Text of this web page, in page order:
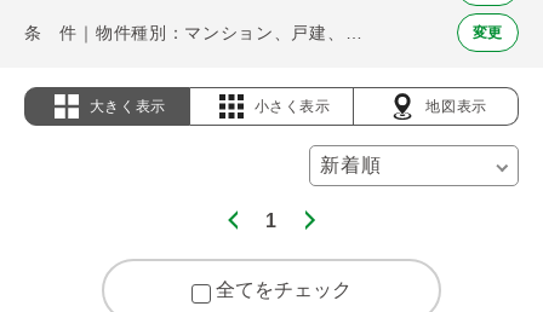
変更
大きく表示 小さく表示 地図表示
1
全てをチェック